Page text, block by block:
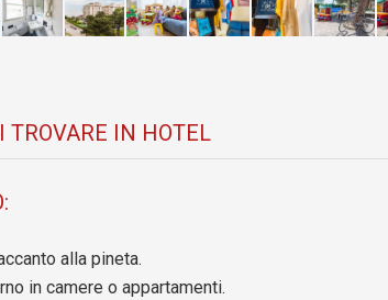
TROVARE IN HOTEL
alla pineta.
in camere o appartamenti.